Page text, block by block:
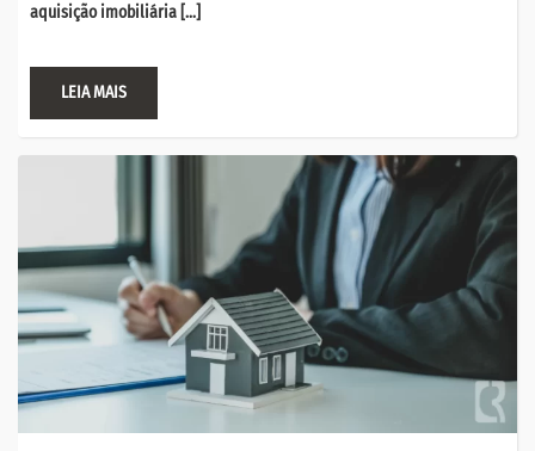
aquisição imobiliária […]
LEIA MAIS